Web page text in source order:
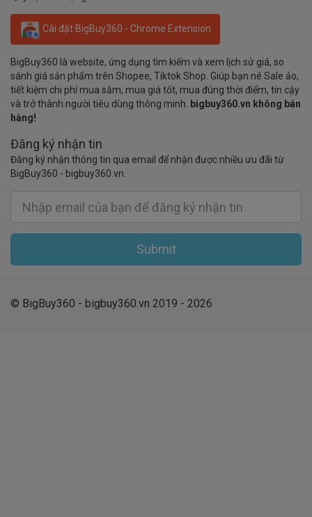
Cài đặt BigBuy360 - Chrome Extension
BigBuy360 là website, ứng dụng tìm kiếm và xem lịch sử giá, so
sánh giá sản phẩm trên Shopee, Tiktok Shop. Giúp bạn né Sale ảo,
tiết kiệm chi phí mua sắm, mua giá tốt, mua đúng thời điểm, tin cậy
và trở thành người tiêu dùng thông minh. bigbuy360.vn không bán
hàng!
Đăng ký nhận tin
Đăng ký nhận thông tin qua email để nhận được nhiều ưu đãi từ
BigBuy360 - bigbuy360.vn.
Submit
© BigBuy360 - bigbuy360.vn 2019 - 2026